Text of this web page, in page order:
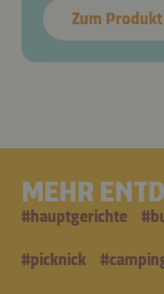
Zum Produkt
MEHR
#hauptgerichte #
#picknick #